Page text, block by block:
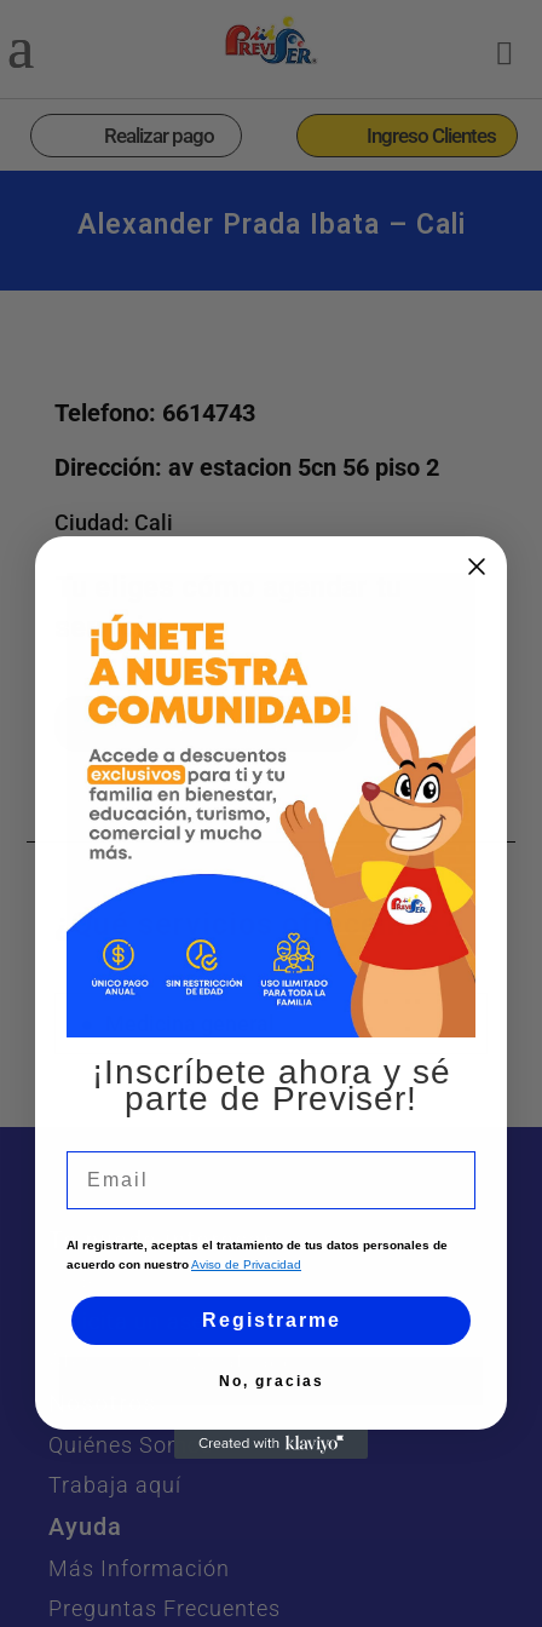
Realizar pago Ingreso Clientes
Alexander Prada Ibata – Cali
Telefono: 6614743
Dirección: av estacion 5cn 56 piso 2
Ciudad: Cali
servicio
Agenda por WhatsApp
¿Qué servicios ofrecemos?
Te puede interesar
Solicita un asesor
Quiénes Somos
Trabaja aquí
Ayuda
Más Información
Preguntas Frecuentes
¡Inscríbete ahora y sé
parte de Previser!
Al registrarte, aceptas el tratamiento de tus datos personales de
acuerdo con nuestroAviso de Privacidad
Registrarme
No, gracias